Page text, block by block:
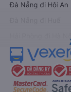
Đà Nẵng đi Hội An